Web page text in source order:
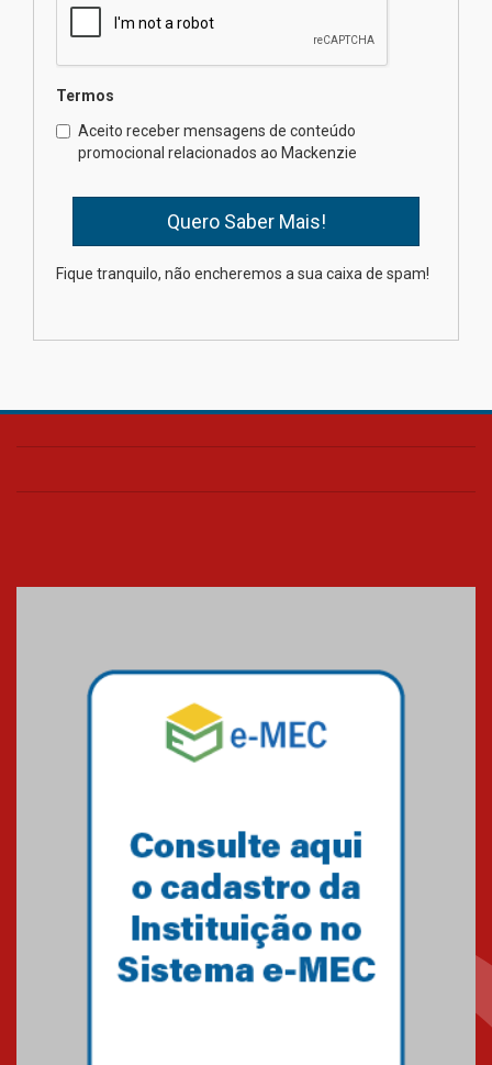
04.08.2026
Brasília prepara seus
estudantes para o PAS antes
mesmo do Ensino Médio
na educação dos filhos além da
Termos
Aceito receber mensagens de conteúdo
promocional relacionados ao Mackenzie
Fique tranquilo, não encheremos a sua caixa de spam!